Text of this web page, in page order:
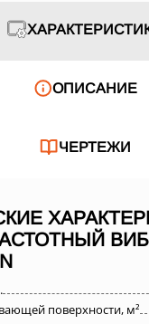
ОПИСАНИЕ
ЧЕРТЕЖИ
поверхности, м²